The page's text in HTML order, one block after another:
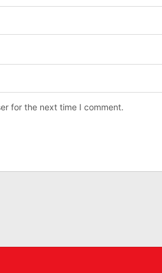
for the next time I comment.